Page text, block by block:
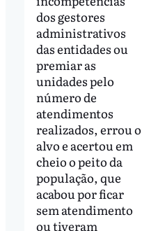
dos gestores
administrativos
das entidades ou
premiar as
unidades pelo
número de
atendimentos
realizados, errou o
alvo e acertou em
cheio o peito da
população, que
acabou por ficar
sem atendimento
ou tiveram